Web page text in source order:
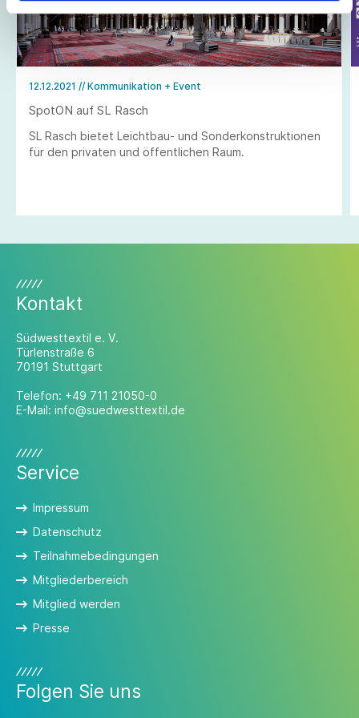
12.12.2021 // Kommunikation + Event
SpotON auf SL Rasch
SL Rasch bietet Leichtbau- und Sonderkonstruktionen
für den privaten und öffentlichen Raum.
Kontakt
Südwesttextil e. V.
Türlenstraße 6
70191 Stuttgart
Telefon: +49 711 21050-0
E-Mail: info@suedwesttextil.de
Service
Impressum
Datenschutz
Teilnahmebedingungen
Mitgliederbereich
Mitglied werden
Presse
Folgen Sie uns